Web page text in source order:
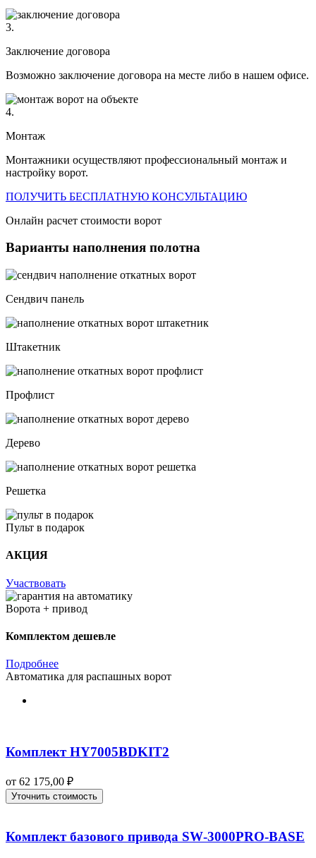
3.
Заключение договора
Возможно заключение договора на месте либо в нашем офисе.
4.
Монтаж
Монтажники осуществляют профессиональный монтаж и
настройку ворот.
ПОЛУЧИТЬ БЕСПЛАТНУЮ КОНСУЛЬТАЦИЮ
Онлайн расчет стоимости ворот
Варианты наполнения полотна
Сендвич панель
Штакетник
Профлист
Дерево
Решетка
Пульт в подарок
АКЦИЯ
Участвовать
Ворота + привод
Комплектом дешевле
Подробнее
Автоматика для распашных ворот
Комплект HY7005BDKIT2
от 62 175,00 ₽
Уточнить стоимость
Комплект базового привода SW‑3000PRO‑BASE